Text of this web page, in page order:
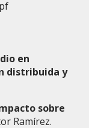
en
distribuida y
sobre
Ramírez.